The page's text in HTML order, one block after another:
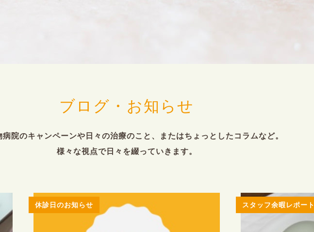
ブログ・お知らせ
病院のキャンペーンや日々の治療のこと、またはちょっとしたコラムなど。
様々な視点で日々を綴っていきます。
休診日のお知らせ スタッフ余暇レポート